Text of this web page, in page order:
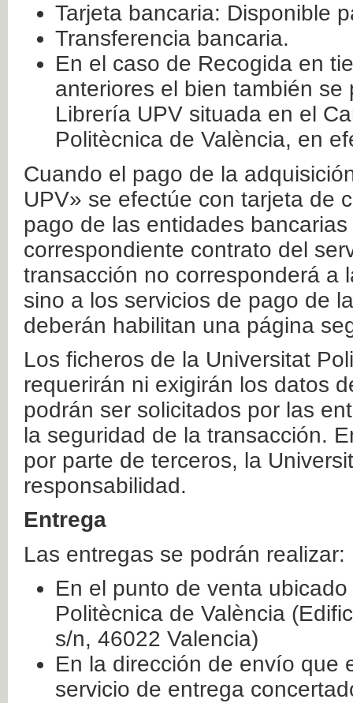
Tarjeta bancaria: Disponible
Transferencia bancaria.
En el caso de Recogida en
anteriores el bien también
Librería UPV situada en el
Politècnica de València, en
Cuando el pago de la
UPV» se efectúe con tarjeta de
pago de las entidades
correspondiente contrato del
transacción no corresponderá a
sino a los servicios de pago de
deberán habilitan una página
Los ficheros de la Universitat
requerirán ni exigirán los datos
podrán ser solicitados por las
la seguridad de la transacción.
por parte de terceros, la
responsabilidad.
Entrega
Las entregas se podrán realizar:
En el punto de venta
Politècnica de València
s/n, 46022 Valencia)
En la dirección de envío que
servicio de entrega